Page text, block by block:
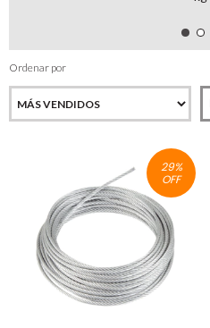
Ordenar por
29%
OFF